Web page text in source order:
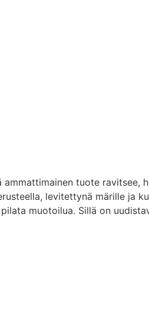
tuote ravitsee,
levitettynä märille ja
muotoilua. Sillä on